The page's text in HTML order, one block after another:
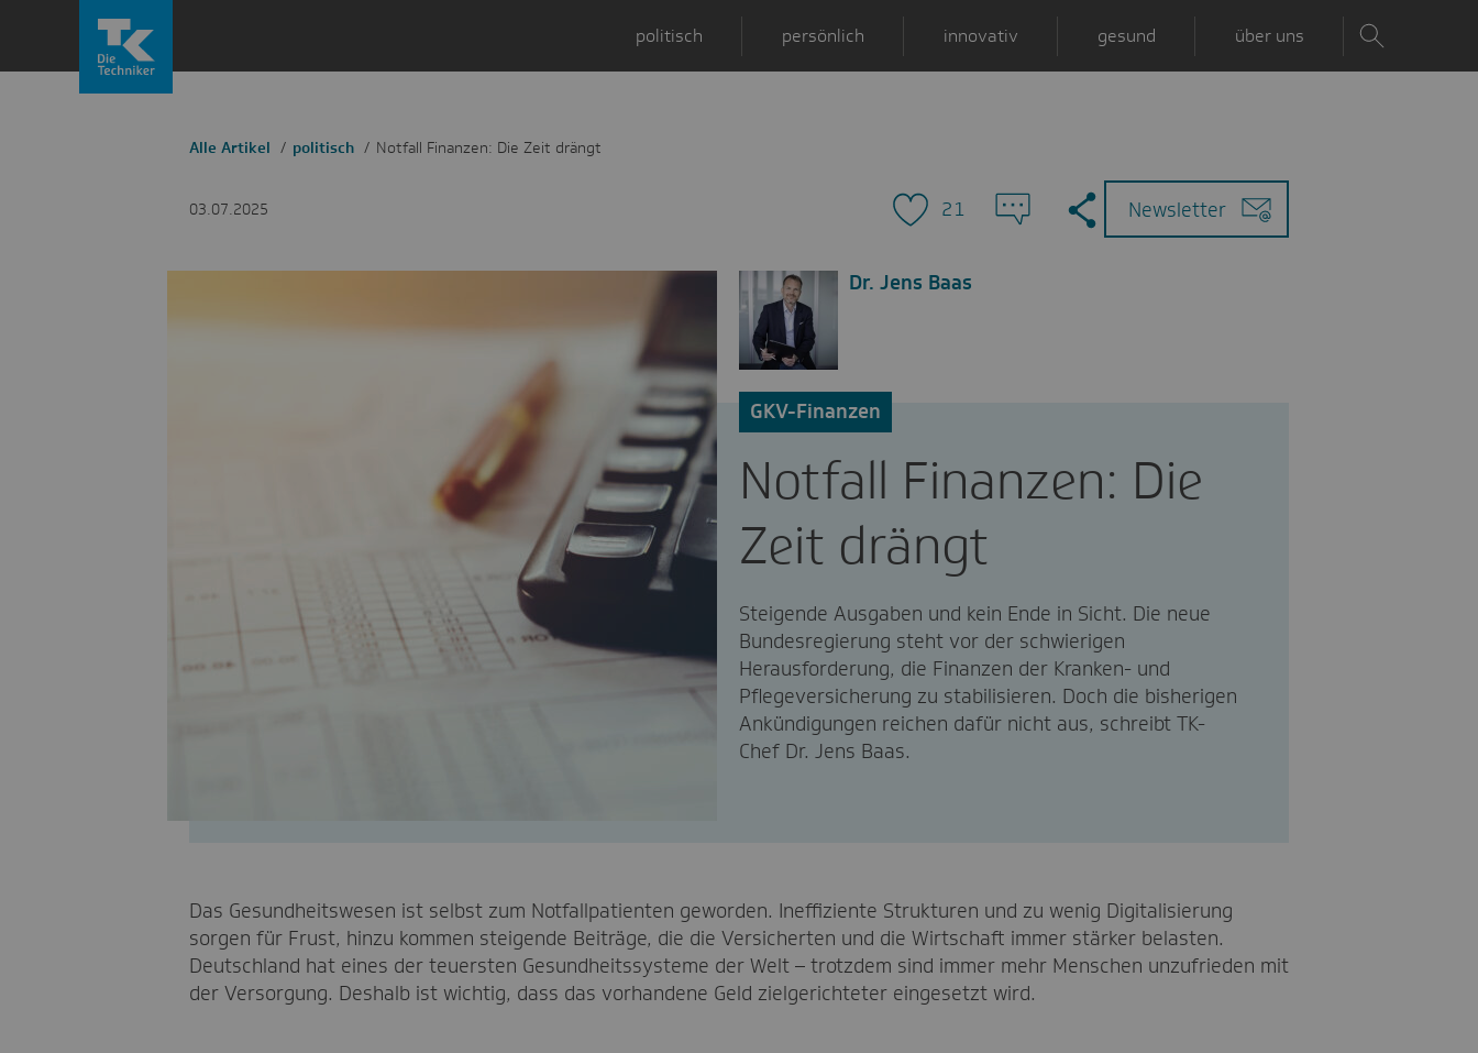
politisch persönlich innovativ gesund über uns
Alle Artikel politisch Notfall Finanzen: Die Zeit drängt
03.07.2025 21
Zu
den
Kommentaren
MailNewsletter
Dr. Jens Baas
GKV-Finanzen
Notfall Finanzen: Die
Zeit drängt
Steigende Ausgaben und kein Ende in Sicht. Die neue
Bundesregierung steht vor der schwierigen
Herausforderung, die Finanzen der Kranken- und
Pflegeversicherung zu stabilisieren. Doch die bisherigen
Ankündigungen reichen dafür nicht aus, schreibt TK-
Chef Dr. Jens Baas.
Das Gesundheitswesen ist selbst zum Notfallpatienten geworden. Ineffiziente Strukturen und zu wenig Digitalisierung
sorgen für Frust, hinzu kommen steigende Beiträge, die die Versicherten und die Wirtschaft immer stärker belasten.
Deutschland hat eines der teuersten Gesundheitssysteme der Welt – trotzdem sind immer mehr Menschen unzufrieden mit
der Versorgung. Deshalb ist wichtig, dass das vorhandene Geld zielgerichteter eingesetzt wird.